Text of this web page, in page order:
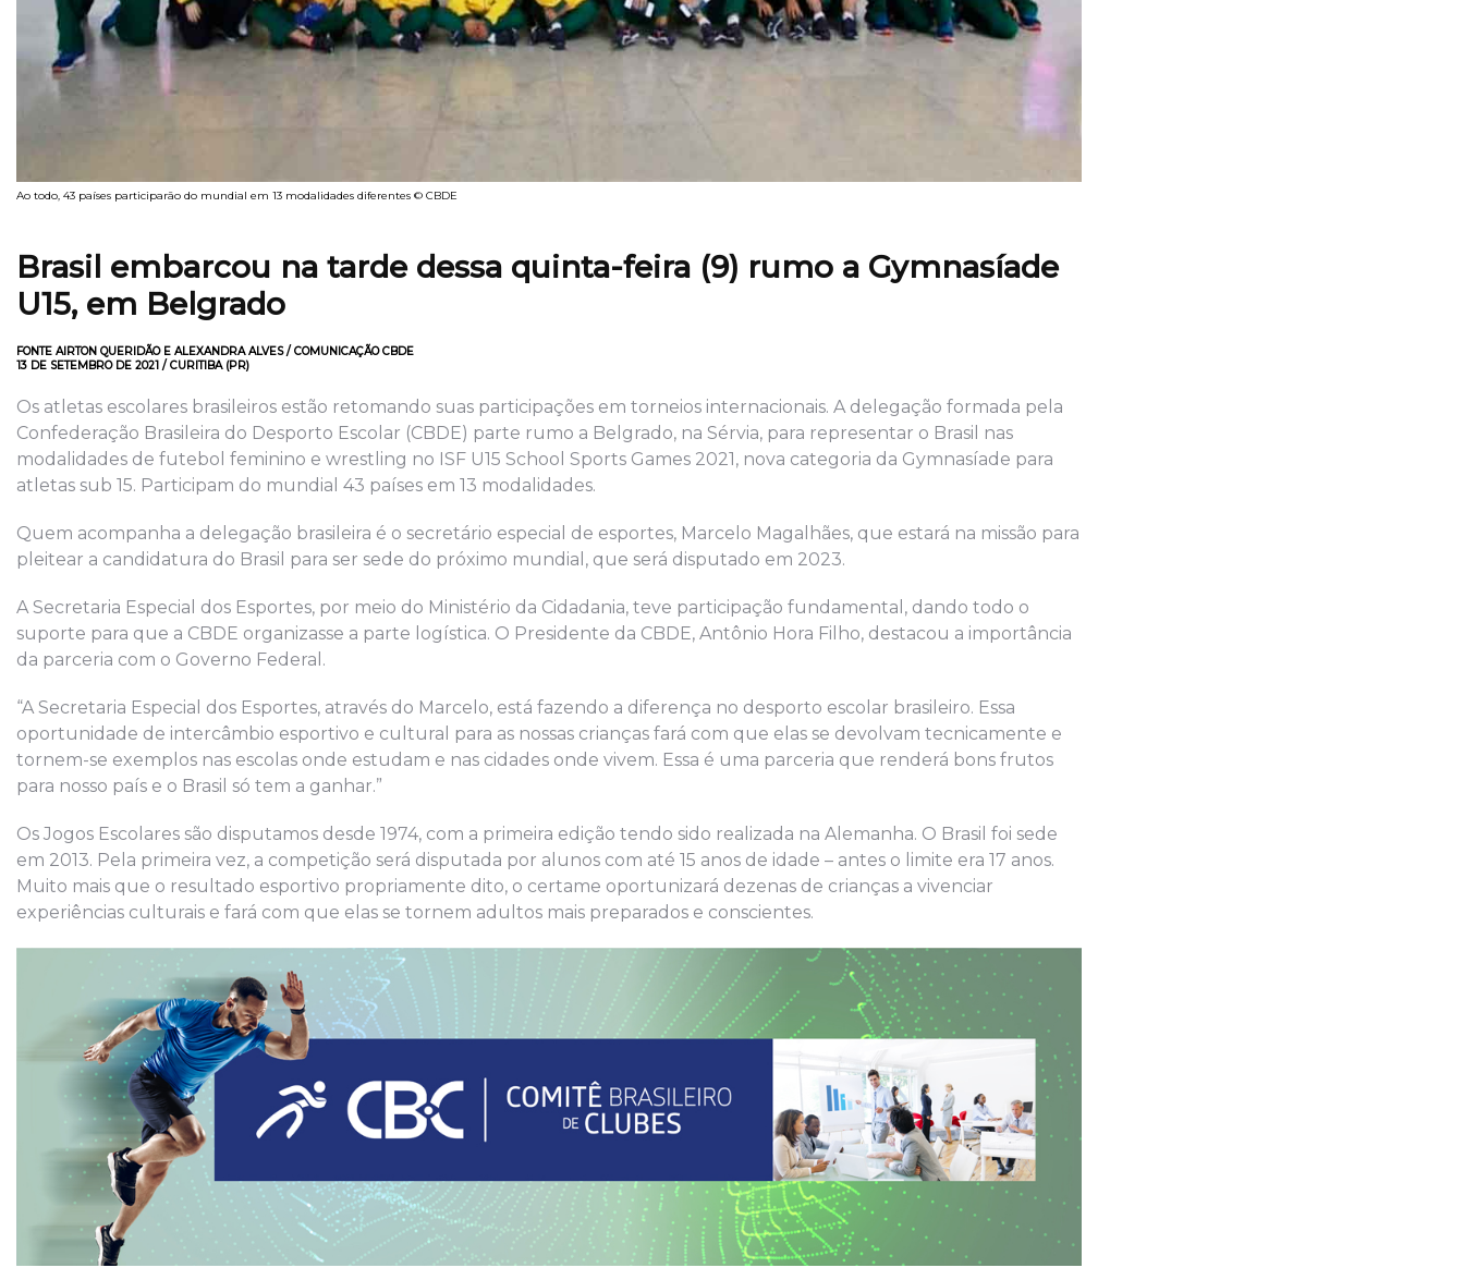
Ao todo, 43 países participarão do mundial em 13 modalidades diferentes © CBDE
Brasil embarcou na tarde dessa quinta-feira (9) rumo a Gymnasíade
U15, em Belgrado
FONTE AIRTON QUERIDÃO E ALEXANDRA ALVES / COMUNICAÇÃO CBDE
13 DE SETEMBRO DE 2021 / CURITIBA (PR)
Os atletas escolares brasileiros estão retomando suas participações em torneios internacionais. A delegação formada pela
Confederação Brasileira do Desporto Escolar (CBDE) parte rumo a Belgrado, na Sérvia, para representar o Brasil nas
modalidades de futebol feminino e wrestling no ISF U15 School Sports Games 2021, nova categoria da Gymnasíade para
atletas sub 15. Participam do mundial 43 países em 13 modalidades.
Quem acompanha a delegação brasileira é o secretário especial de esportes, Marcelo Magalhães, que estará na missão para
pleitear a candidatura do Brasil para ser sede do próximo mundial, que será disputado em 2023.
A Secretaria Especial dos Esportes, por meio do Ministério da Cidadania, teve participação fundamental, dando todo o
suporte para que a CBDE organizasse a parte logística. O Presidente da CBDE, Antônio Hora Filho, destacou a importância
da parceria com o Governo Federal.
“A Secretaria Especial dos Esportes, através do Marcelo, está fazendo a diferença no desporto escolar brasileiro. Essa
oportunidade de intercâmbio esportivo e cultural para as nossas crianças fará com que elas se devolvam tecnicamente e
tornem-se exemplos nas escolas onde estudam e nas cidades onde vivem. Essa é uma parceria que renderá bons frutos
para nosso país e o Brasil só tem a ganhar.”
Os Jogos Escolares são disputamos desde 1974, com a primeira edição tendo sido realizada na Alemanha. O Brasil foi sede
em 2013. Pela primeira vez, a competição será disputada por alunos com até 15 anos de idade – antes o limite era 17 anos.
Muito mais que o resultado esportivo propriamente dito, o certame oportunizará dezenas de crianças a vivenciar
experiências culturais e fará com que elas se tornem adultos mais preparados e conscientes.